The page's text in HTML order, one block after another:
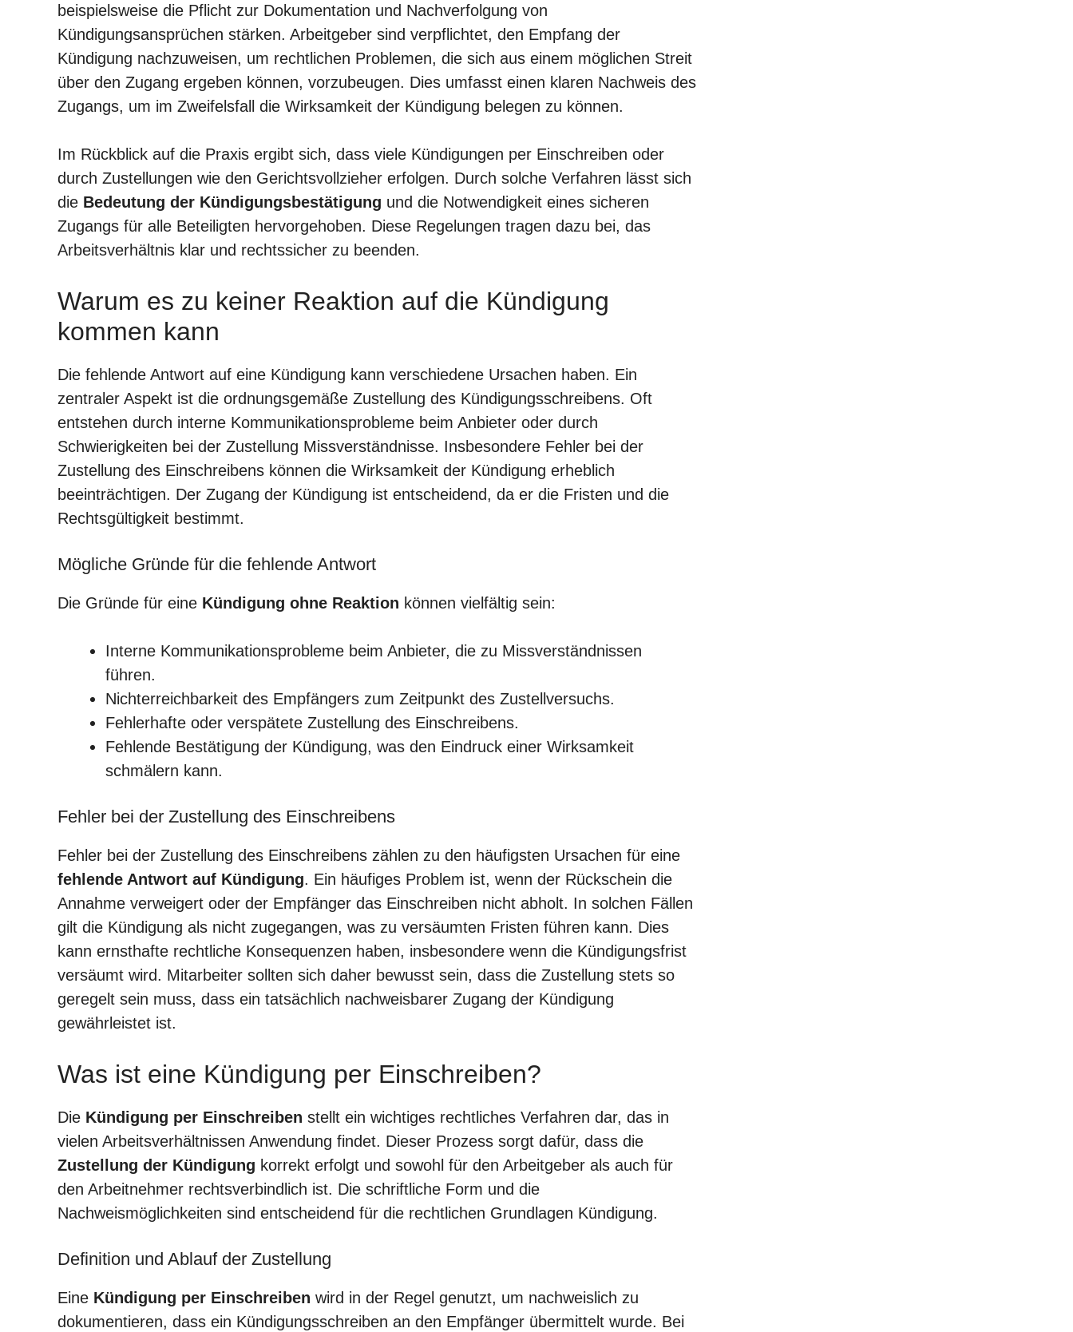
beispielsweise die Pflicht zur Dokumentation und Nachverfolgung von
Kündigungsansprüchen stärken. Arbeitgeber sind verpflichtet, den Empfang der
Kündigung nachzuweisen, um rechtlichen Problemen, die sich aus einem möglichen Streit
über den Zugang ergeben können, vorzubeugen. Dies umfasst einen klaren Nachweis des
Zugangs, um im Zweifelsfall die Wirksamkeit der Kündigung belegen zu können.
Im Rückblick auf die Praxis ergibt sich, dass viele Kündigungen per Einschreiben oder
durch Zustellungen wie den Gerichtsvollzieher erfolgen. Durch solche Verfahren lässt sich
die Bedeutung der Kündigungsbestätigung und die Notwendigkeit eines sicheren
Zugangs für alle Beteiligten hervorgehoben. Diese Regelungen tragen dazu bei, das
Arbeitsverhältnis klar und rechtssicher zu beenden.
Warum es zu keiner Reaktion auf die Kündigung
kommen kann
Die fehlende Antwort auf eine Kündigung kann verschiedene Ursachen haben. Ein
zentraler Aspekt ist die ordnungsgemäße Zustellung des Kündigungsschreibens. Oft
entstehen durch interne Kommunikationsprobleme beim Anbieter oder durch
Schwierigkeiten bei der Zustellung Missverständnisse. Insbesondere Fehler bei der
Zustellung des Einschreibens können die Wirksamkeit der Kündigung erheblich
beeinträchtigen. Der Zugang der Kündigung ist entscheidend, da er die Fristen und die
Rechtsgültigkeit bestimmt.
Mögliche Gründe für die fehlende Antwort
Die Gründe für eine Kündigung ohne Reaktion können vielfältig sein:
Interne Kommunikationsprobleme beim Anbieter, die zu Missverständnissen
führen.
Nichterreichbarkeit des Empfängers zum Zeitpunkt des Zustellversuchs.
Fehlerhafte oder verspätete Zustellung des Einschreibens.
Fehlende Bestätigung der Kündigung, was den Eindruck einer Wirksamkeit
schmälern kann.
Fehler bei der Zustellung des Einschreibens
Fehler bei der Zustellung des Einschreibens zählen zu den häufigsten Ursachen für eine
fehlende Antwort auf Kündigung. Ein häufiges Problem ist, wenn der Rückschein die
Annahme verweigert oder der Empfänger das Einschreiben nicht abholt. In solchen Fällen
gilt die Kündigung als nicht zugegangen, was zu versäumten Fristen führen kann. Dies
kann ernsthafte rechtliche Konsequenzen haben, insbesondere wenn die Kündigungsfrist
versäumt wird. Mitarbeiter sollten sich daher bewusst sein, dass die Zustellung stets so
geregelt sein muss, dass ein tatsächlich nachweisbarer Zugang der Kündigung
gewährleistet ist.
Was ist eine Kündigung per Einschreiben?
Die Kündigung per Einschreiben stellt ein wichtiges rechtliches Verfahren dar, das in
vielen Arbeitsverhältnissen Anwendung findet. Dieser Prozess sorgt dafür, dass die
Zustellung der Kündigung korrekt erfolgt und sowohl für den Arbeitgeber als auch für
den Arbeitnehmer rechtsverbindlich ist. Die schriftliche Form und die
Nachweismöglichkeiten sind entscheidend für die rechtlichen Grundlagen Kündigung.
Definition und Ablauf der Zustellung
Eine Kündigung per Einschreiben wird in der Regel genutzt, um nachweislich zu
dokumentieren, dass ein Kündigungsschreiben an den Empfänger übermittelt wurde. Bei